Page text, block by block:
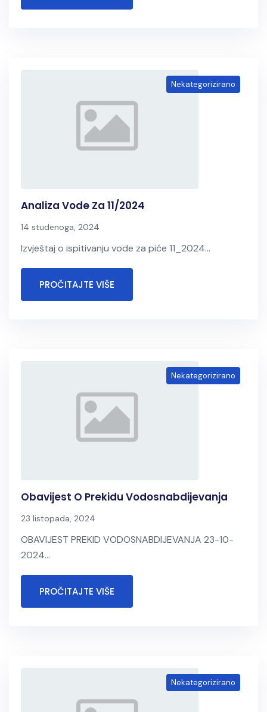
Nekategorizirano
Analiza Vode Za 11/2024
14 studenoga, 2024
Izvještaj o ispitivanju vode za piće 11_2024...
PROČITAJTE VIŠE
Nekategorizirano
Obavijest O Prekidu Vodosnabdijevanja
23 listopada, 2024
OBAVIJEST PREKID VODOSNABDIJEVANJA 23-10-
2024...
PROČITAJTE VIŠE
Nekategorizirano